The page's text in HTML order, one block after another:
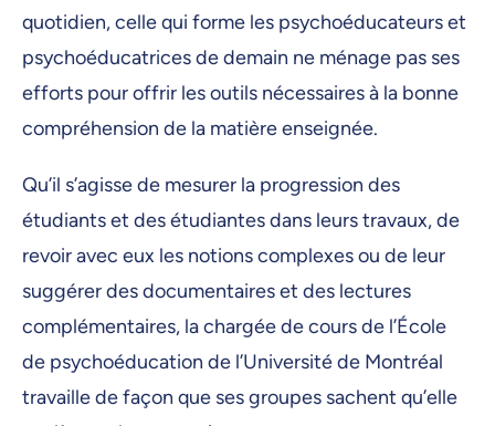
quotidien, celle qui forme les psychoéducateurs et
psychoéducatrices de demain ne ménage pas ses
efforts pour offrir les outils nécessaires à la bonne
compréhension de la matière enseignée.
Qu’il s’agisse de mesurer la progression des
étudiants et des étudiantes dans leurs travaux, de
revoir avec eux les notions complexes ou de leur
suggérer des documentaires et des lectures
complémentaires, la chargée de cours de l’École
de psychoéducation de l’Université de Montréal
travaille de façon que ses groupes sachent qu’elle